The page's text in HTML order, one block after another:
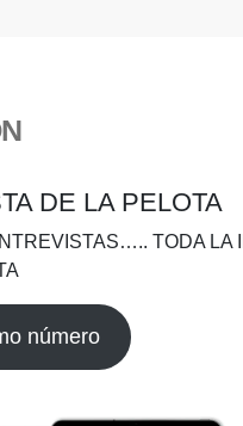
DE LA PELOTA
TODA LA
número